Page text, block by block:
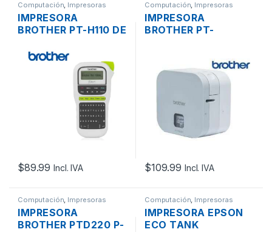
Computación Impresoras
IMPRESORA
BROTHER PT-H110 DE
LABELWORKS
ROTULADORA
$89.99 Incl. IVA
Computación Impresoras
IMPRESORA
BROTHER PT-
ETIQUETAS
LABELWORKS Y
MANUAL
BLUETOOTH
$109.99 Incl. IVA
Computación Impresoras
IMPRESORA
BROTHER PTD220 P-
Computación Impresoras
IMPRESORA EPSON
ECO TANK